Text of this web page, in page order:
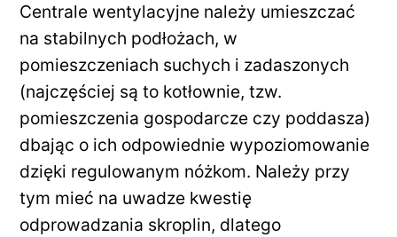
Centrale wentylacyjne należy umieszczać
na stabilnych podłożach, w
pomieszczeniach suchych i zadaszonych
(najczęściej są to kotłownie, tzw.
pomieszczenia gospodarcze czy poddasza)
dbając o ich odpowiednie wypoziomowanie
dzięki regulowanym nóżkom. Należy przy
tym mieć na uwadze kwestię
odprowadzania skroplin, dlatego